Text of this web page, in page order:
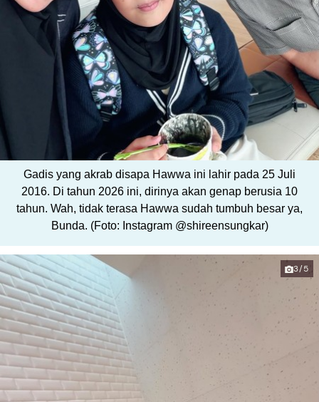
Gadis yang akrab disapa Hawwa ini lahir pada 25 Juli
2016. Di tahun 2026 ini, dirinya akan genap berusia 10
tahun. Wah, tidak terasa Hawwa sudah tumbuh besar ya,
Bunda. (Foto: Instagram @shireensungkar)
3/5